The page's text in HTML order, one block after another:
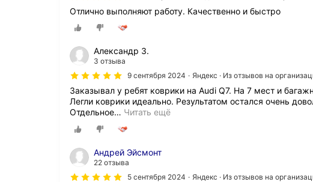
Отлично выполняют работу. Качественно и быстро
Александр З.
3 отзыва
9 сентября 2024
Яндекс · Из отзывов на
Заказывал у ребят коврики на Audi Q7. На 7 мест и
Легли коврики идеально. Результатом остался очень
Отдельное… Читать ещё
Андрей Эйсмонт
22 отзыва
5 сентября 2024
Яндекс · Из отзывов на